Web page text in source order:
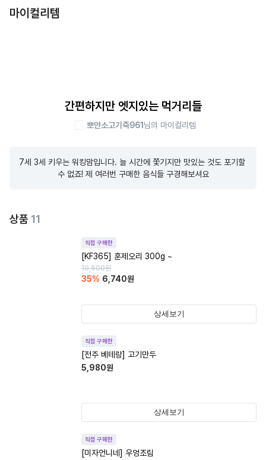
마이컬리템
간편하지만 엣지있는 먹거리들
뽀얀소고기죽961 님의 마이컬리템
7세 3세 키우는 워킹맘입니다. 늘 시간에 쫓기지만 맛있는 것도 포기할
수 없죠! 제 여러번 구매한 음식들 구경해보셔요
상품 11
직접 구매한
[KF365] 훈제오리 300g ~
10,500원
35% 6,740원
상세보기
직접 구매한
[전주 베테랑] 고기만두
5,980원
상세보기
직접 구매한
[미자언니네] 우엉조림